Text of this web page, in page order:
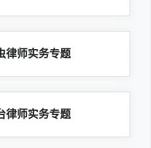
律师实务专题
律师实务专题